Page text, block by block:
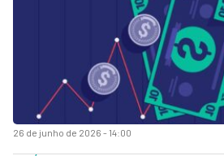
26 de junho de 2026 - 14:00